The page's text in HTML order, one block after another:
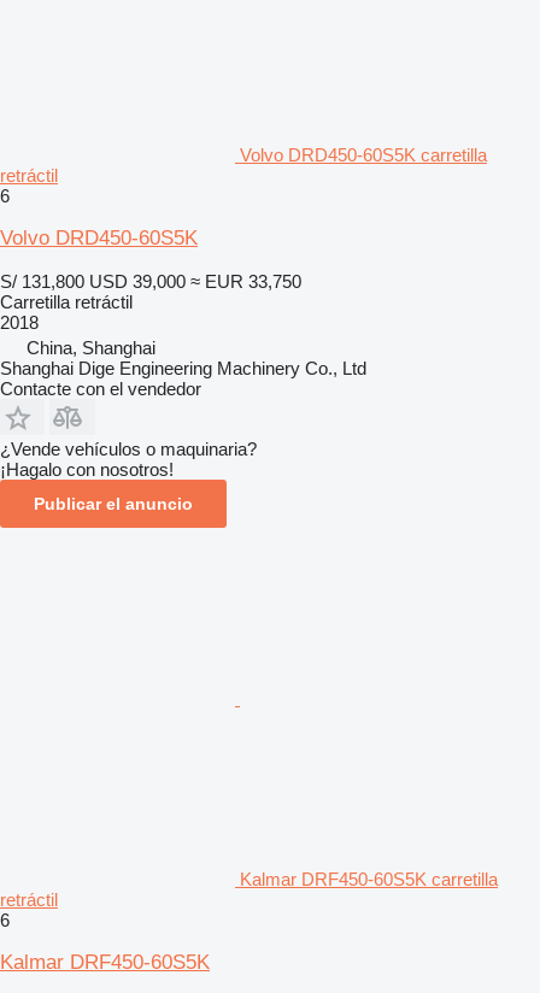
Volvo DRD450-60S5K carretilla
retráctil
6
Volvo DRD450-60S5K
S/ 131,800 USD 39,000 ≈ EUR 33,750
Carretilla retráctil
2018
China, Shanghai
Shanghai Dige Engineering Machinery Co., Ltd
Contacte con el vendedor
¿Vende vehículos o maquinaria?
¡Hagalo con nosotros!
Publicar el anuncio
Kalmar DRF450-60S5K carretilla
retráctil
6
Kalmar DRF450-60S5K